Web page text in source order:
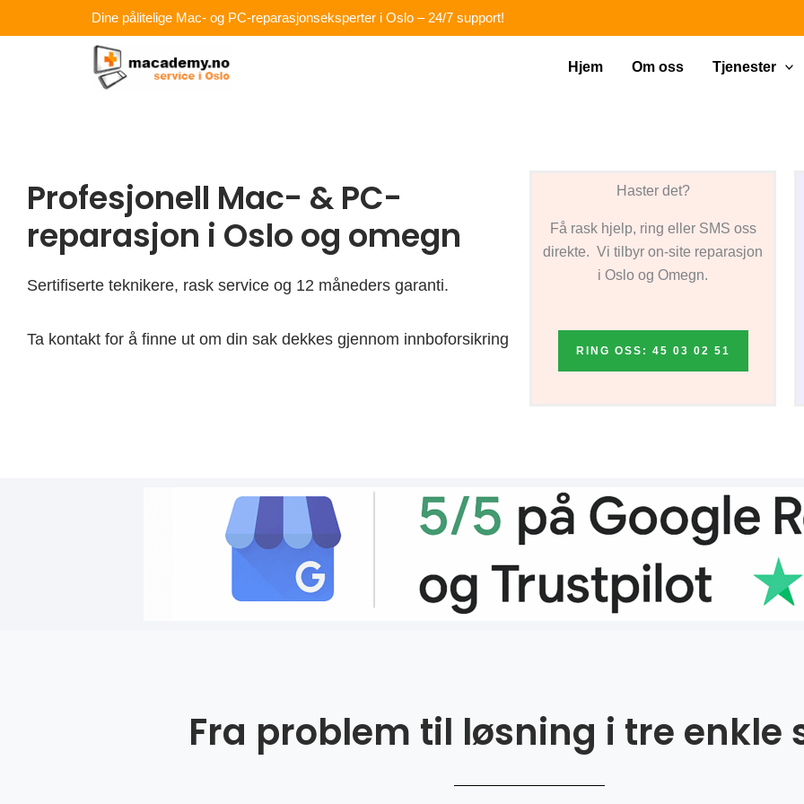
rett
Dine pålitelige Mac- og PC-reparasjonseksperter i Oslo – 24/7 support!
Hjem Om oss Tjenester
Profesjonell Mac- & PC-
reparasjon i Oslo og omegn
Sertifiserte teknikere, rask service og 12 måneders garanti.
Ta kontakt for å finne ut om din sak dekkes gjennom innboforsikring
Haster det?
Få rask hjelp, ring eller SMS oss
direkte. Vi tilbyr on-site reparasjon
i Oslo og Omegn.
RING OSS: 45 03 02 51
Fra problem til løsning i tre enkle